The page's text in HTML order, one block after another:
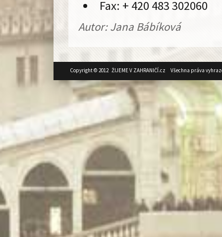
Fax: + 420 483 302060
Autor: Jana Bábíková
Copyright © 2012 ŽIJEME V ZAHRANIČÍ.cz Všechna práva